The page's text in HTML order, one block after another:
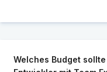
Welches Budget